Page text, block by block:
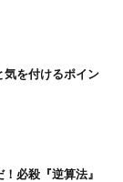
気を付けるポイン
必殺『逆算法』